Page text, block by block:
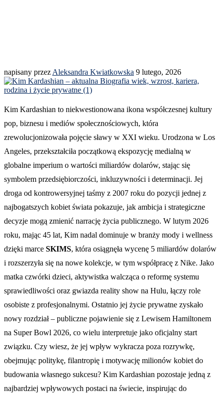
napisany przez Aleksandra Kwiatkowska 9 lutego, 2026
Kim Kardashian to niekwestionowana ikona współczesnej kultury
pop, biznesu i mediów społecznościowych, która
zrewolucjonizowała pojęcie sławy w XXI wieku. Urodzona w Los
Angeles, przekształciła początkową ekspozycję medialną w
globalne imperium o wartości miliardów dolarów, stając się
symbolem przedsiębiorczości, inkluzywności i determinacji. Jej
droga od kontrowersyjnej taśmy z 2007 roku do pozycji jednej z
najbogatszych kobiet świata pokazuje, jak ambicja i strategiczne
decyzje mogą zmienić narrację życia publicznego. W lutym 2026
roku, mając 45 lat, Kim nadal dominuje w branży mody i wellness
dzięki marce SKIMS, która osiągnęła wycenę 5 miliardów dolarów
i rozszerzyła się na nowe kolekcje, w tym współpracę z Nike. Jako
matka czwórki dzieci, aktywistka walcząca o reformę systemu
sprawiedliwości oraz gwiazda reality show na Hulu, łączy role
osobiste z profesjonalnymi. Ostatnio jej życie prywatne zyskało
nowy rozdział – publiczne pojawienie się z Lewisem Hamiltonem
na Super Bowl 2026, co wielu interpretuje jako oficjalny start
związku. Czy wiesz, że jej wpływ wykracza poza rozrywkę,
obejmując politykę, filantropię i motywację milionów kobiet do
budowania własnego sukcesu? Kim Kardashian pozostaje jedną z
najbardziej wpływowych postaci na świecie, inspirując do